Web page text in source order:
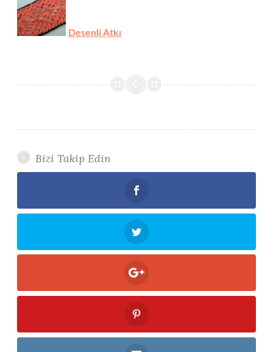
Desenli Atkı
Bizi Takip Edin